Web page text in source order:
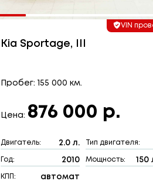
VIN
Kia Sportage, III
Пробег: 155 000 км.
Цена: 876 000 р.
Двигатель: 2.0 л. Тип двигателя:
Год: 2010 Мощность: 150
КПП: автомат